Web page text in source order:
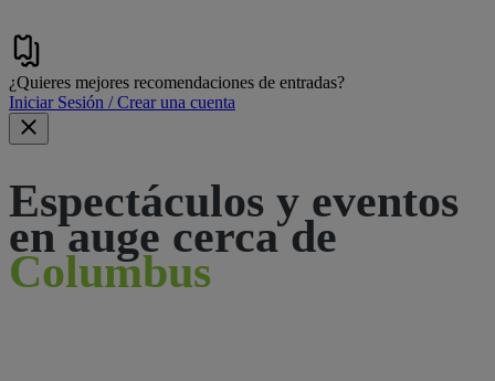
¿Quieres mejores recomendaciones de entradas?
Iniciar Sesión / Crear una cuenta
Espectáculos y eventos
en auge cerca de
Columbus